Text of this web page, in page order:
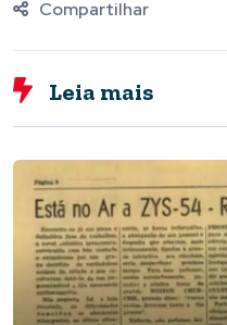
Compartilhar
Leia mais